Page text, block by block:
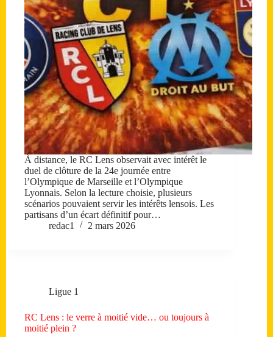
À distance, le RC Lens observait avec intérêt le
duel de clôture de la 24e journée entre
l’Olympique de Marseille et l’Olympique
Lyonnais. Selon la lecture choisie, plusieurs
scénarios pouvaient servir les intérêts lensois. Les
partisans d’un écart définitif pour…
redac1
2 mars 2026
Ligue 1
RC Lens : le verre à moitié vide… ou toujours à
moitié plein ?